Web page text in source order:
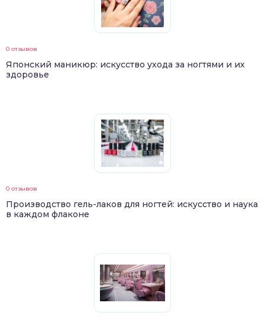
0 отзывов
Японский маникюр: искусство ухода за ногтями и их
здоровье
0 отзывов
Производство гель-лаков для ногтей: искусство и наука
в каждом флаконе